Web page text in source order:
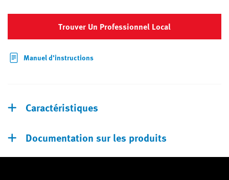
Trouver Un Professionnel Local
Manuel d’instructions
Caractéristiques
Documentation sur les produits